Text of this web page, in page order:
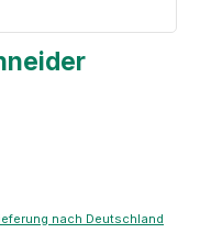
nach Deutschland